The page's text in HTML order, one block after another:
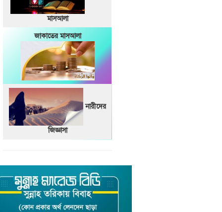
মাসআলা
জাকাতের মাসআলা
নারীদের
জিজ্ঞাসা